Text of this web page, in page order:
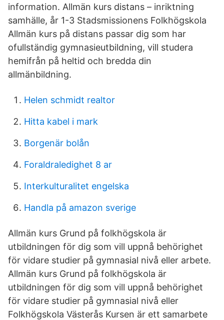
information. Allmän kurs distans – inriktning
samhälle, år 1-3 Stadsmissionens Folkhögskola
Allmän kurs på distans passar dig som har
ofullständig gymnasieutbildning, vill studera
hemifrån på heltid och bredda din
allmänbildning.
Helen schmidt realtor
Hitta kabel i mark
Borgenär bolån
Foraldraledighet 8 ar
Interkulturalitet engelska
Handla på amazon sverige
Allmän kurs Grund på folkhögskola är
utbildningen för dig som vill uppnå behörighet
för vidare studier på gymnasial nivå eller arbete.
Allmän kurs Grund på folkhögskola är
utbildningen för dig som vill uppnå behörighet
för vidare studier på gymnasial nivå eller
Folkhögskola Västerås Kursen är ett samarbete